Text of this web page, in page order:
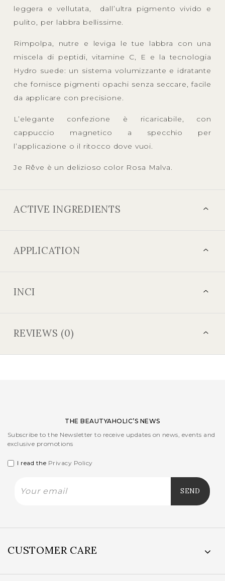
leggera e vellutata, dall’ultra pigmento vivido e
pulito, per labbra bellissime.
Rimpolpa, nutre e leviga le tue labbra con una
miscela di peptidi, vitamine C, E e la tecnologia
Hydro suede: un sistema volumizzante e idratante
che fornisce pigmenti opachi senza seccare, facile
da applicare con precisione.
L’elegante confezione è ricaricabile, con
cappuccio magnetico a specchio per
l’applicazione o il ritocco dove vuoi.
Je Rêve è un delizioso color Rosa Malva.
ACTIVE INGREDIENTS
APPLICATION
INCI
REVIEWS (0)
THE BEAUTYAHOLIC’S NEWS
Subscribe to the Newsletter to receive updates on news, events and
exclusive promotions
I read the Privacy Policy
CUSTOMER CARE